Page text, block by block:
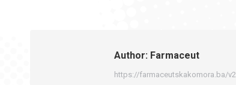
Author: Farmaceut
https://farmaceutskakomora.ba/v2